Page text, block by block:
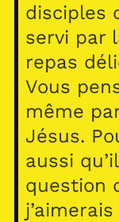
disciples
servi par
repas
Vous
même
Jésus.
aussi
question